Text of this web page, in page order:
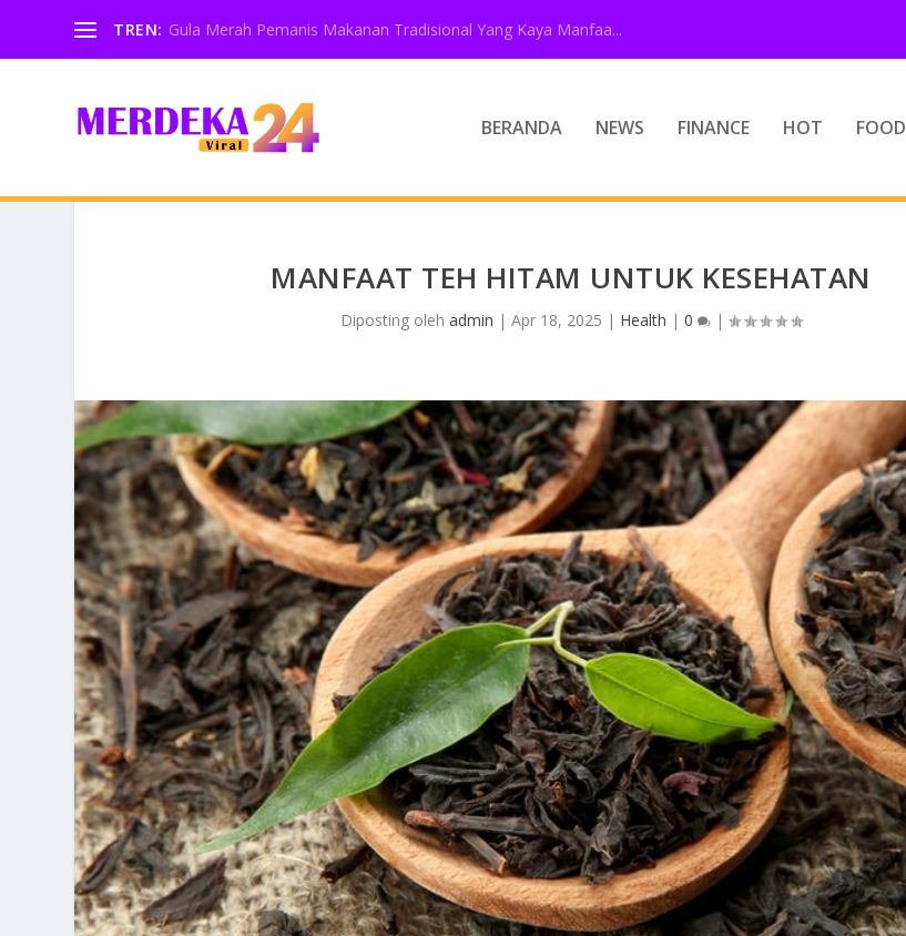
TREN: Gula Merah Pemanis Makanan Tradisional Yang Kaya Manfaa...
BERANDA NEWS FINANCE HOT FOOD
MANFAAT TEH HITAM UNTUK KESEHATAN
Diposting oleh admin | Apr 18, 2025 | Health | 0 |